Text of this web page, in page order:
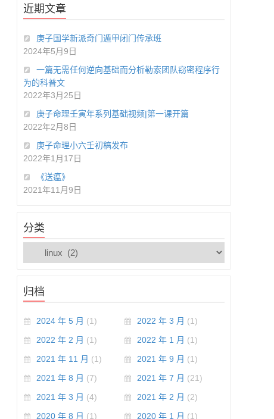
近期文章
庚子国学新派奇门遁甲闭门传承班
2024年5月9日
一篇无需任何逆向基础而分析勒索团队窃密程序行
为的科普文
2022年3月25日
庚子命理壬寅年系列基础视频|第一课开篇
2022年2月8日
庚子命理小六壬初稿发布
2022年1月17日
《送瘟》
2021年11月9日
分类
归档
2024 年 5 月 (1) 2022 年 3 月 (1)
2022 年 2 月 (1) 2022 年 1 月 (1)
2021 年 11 月 (1) 2021 年 9 月 (1)
2021 年 8 月 (7) 2021 年 7 月 (21)
2021 年 3 月 (4) 2021 年 2 月 (2)
2020 年 8 月 (1) 2020 年 1 月 (1)